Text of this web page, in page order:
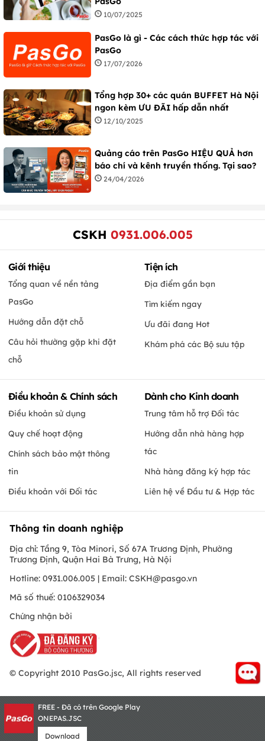
10/07/2025
PasGo là gì - Các cách thức hợp tác với
PasGo
17/07/2026
Tổng hợp 30+ các quán BUFFET Hà Nội
ngon kèm ƯU ĐÃI hấp dẫn nhất
12/10/2025
Quảng cáo trên PasGo HIỆU QUẢ hơn
báo chí và kênh truyền thống. Tại sao?
24/04/2026
CSKH 0931.006.005
Giới thiệu
Tổng quan về nền tảng
PasGo
Hướng dẫn đặt chỗ
Câu hỏi thường gặp khi đặt
chỗ
Tiện ích
Địa điểm gần bạn
Tìm kiếm ngay
Ưu đãi đang Hot
Khám phá các Bộ sưu tập
Điều khoản & Chính sách
Điều khoản sử dụng
Quy chế hoạt động
Chính sách bảo mật thông
tin
Điều khoản với Đối tác
Dành cho Kinh doanh
Trung tâm hỗ trợ Đối tác
Hướng dẫn nhà hàng hợp
tác
Nhà hàng đăng ký hợp tác
Liên hệ về Đầu tư & Hợp tác
Thông tin doanh nghiệp
Địa chỉ: Tầng 9, Tòa Minori, Số 67A Trương Định, Phường
Trương Định, Quận Hai Bà Trưng, Hà Nội
Hotline: 0931.006.005 | Email: CSKH@pasgo.vn
Mã số thuế: 0106329034
Chứng nhận bởi
© Copyright 2010 PasGo.jsc, All rights reserved
FREE - Đã có trên Google Play
ONEPAS.JSC
Download